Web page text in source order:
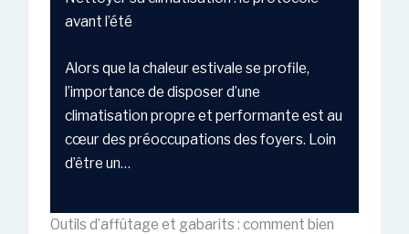
avant l’été
Alors que la chaleur estivale se profile,
l’importance de disposer d’une
climatisation propre et performante est au
cœur des préoccupations des foyers. Loin
d’être un…
Outils d’affûtage et gabarits : comment bien